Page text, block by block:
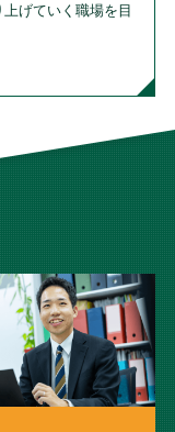
げていく職場を目